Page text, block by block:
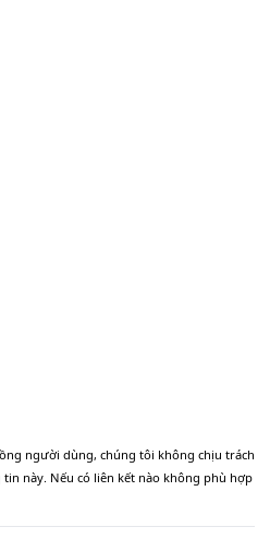
người dùng, chúng tôi không chịu trách
này. Nếu có liên kết nào không phù hợp